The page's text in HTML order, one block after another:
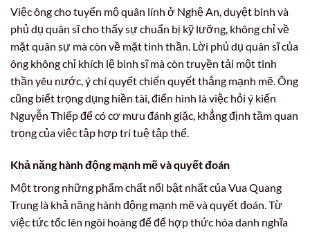
Việc ông cho tuyển mộ quân lính ở Nghệ An, duyệt binh và
phủ dụ quân sĩ cho thấy sự chuẩn bị kỹ lưỡng, không chỉ về
mặt quân sự mà còn về mặt tinh thần. Lời phủ dụ quân sĩ của
ông không chỉ khích lệ binh sĩ mà còn truyền tải một tinh
thần yêu nước, ý chí quyết chiến quyết thắng mạnh mẽ. Ông
cũng biết trọng dụng hiền tài, điển hình là việc hỏi ý kiến
Nguyễn Thiếp để có cơ mưu đánh giặc, khẳng định tầm quan
trọng của việc tập hợp trí tuệ tập thể.
Khả năng hành động mạnh mẽ và quyết đoán
Một trong những phẩm chất nổi bật nhất của Vua Quang
Trung là khả năng hành động mạnh mẽ và quyết đoán. Từ
việc tức tốc lên ngôi hoàng đế để hợp thức hóa danh nghĩa